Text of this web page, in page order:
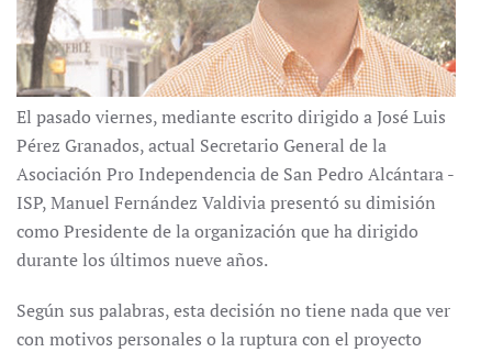
El pasado viernes, mediante escrito dirigido a José Luis
Pérez Granados, actual Secretario General de la
Asociación Pro Independencia de San Pedro Alcántara -
ISP, Manuel Fernández Valdivia presentó su dimisión
como Presidente de la organización que ha dirigido
durante los últimos nueve años.
Según sus palabras, esta decisión no tiene nada que ver
con motivos personales o la ruptura con el proyecto